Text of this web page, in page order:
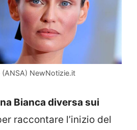
(ANSA) NewNotizie.it
Bianca diversa sui
raccontare l’inizio del